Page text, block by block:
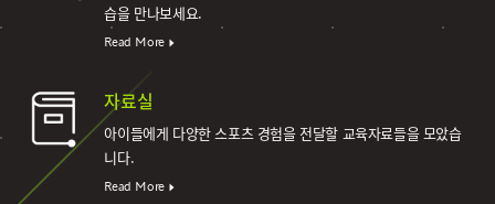
습을 만나보세요.
Read More
자료실
아이들에게 다양한 스포츠 경험을 전달할 교육자료들을 모았습
니다.
Read More